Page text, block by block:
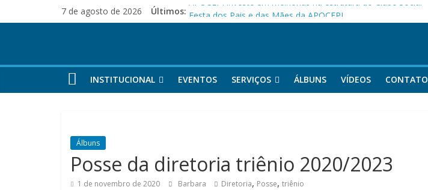
para
7 de agosto de 2026 Últimos: APOCEPI investe em melhorias na estrutura do Clube Social
Festa dos Pais e das Mães da APOCEPI
INSTITUCIONAL
EVENTOS SERVIÇOS ÁLBUNS VÍDEOS CONTATO
Álbuns
Posse da diretoria triênio 2020/2023
1 de novembro de 2020 Barbara Diretoria, Posse, triênio